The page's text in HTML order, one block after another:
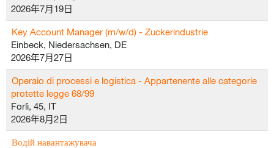
2026年7月19日
Key Account Manager (m/w/d) - Zuckerindustrie
Einbeck, Niedersachsen, DE
2026年7月27日
Operaio di processi e logistica - Appartenente alle categorie
protette legge 68/99
Forlì, 45, IT
2026年8月2日
Водій навантажувача